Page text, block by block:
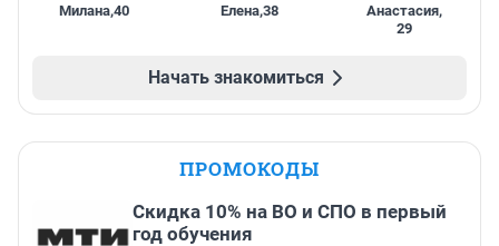
Милана,40 Елена,38 Анастасия,
29
Начать знакомиться
ПРОМОКОДЫ
Скидка 10% на ВО и СПО в первый
год обучения